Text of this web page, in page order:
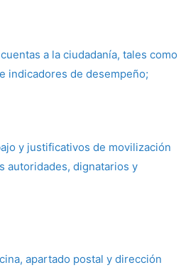
a la ciudadanía, tales como
indicadores de desempeño;
y justificativos de movilización
autoridades, dignatarios y
apartado postal y dirección